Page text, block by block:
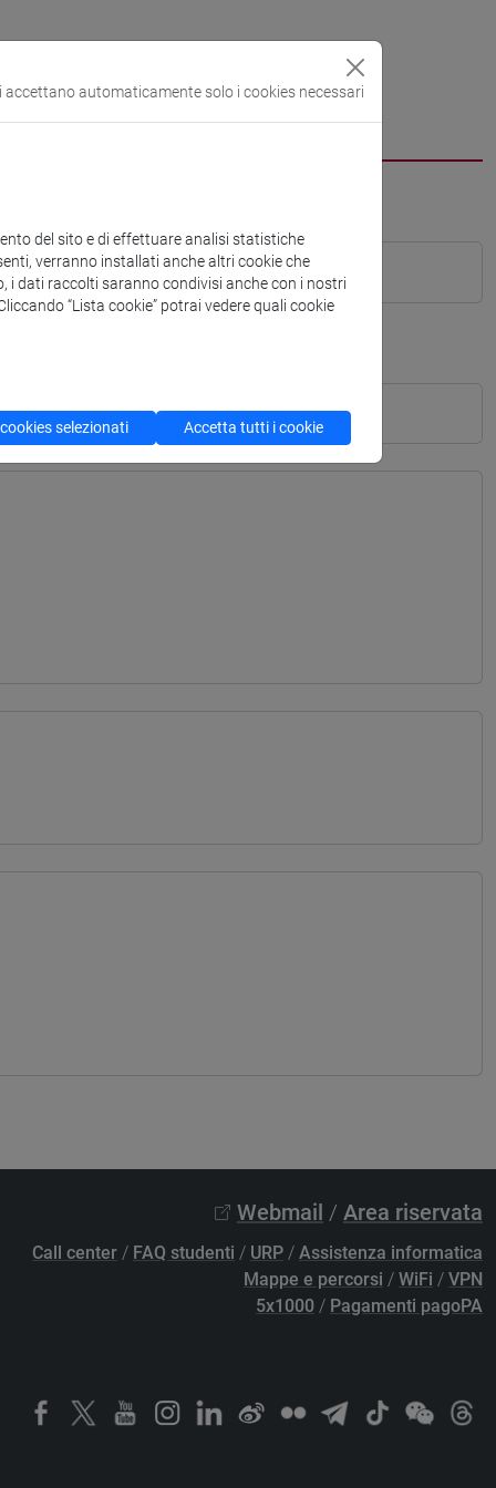
Webmail / Area riservata
Call center / FAQ studenti / URP / Assistenza informatica
Mappe e percorsi / WiFi / VPN
5x1000 / Pagamenti pagoPA
automaticamente solo i cookies necessari
del sito e di effettuare analisi statistiche
verranno installati anche altri cookie che
i dati raccolti saranno condivisi anche con i nostri
“Lista cookie” potrai vedere quali cookie
selezionati Accetta tutti i cookie